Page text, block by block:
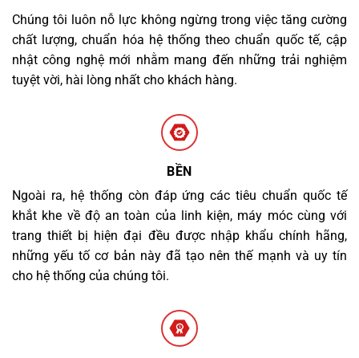
Chúng tôi luôn nỗ lực không ngừng trong việc tăng cường
chất lượng, chuẩn hóa hệ thống theo chuẩn quốc tế, cập
nhật công nghệ mới nhằm mang đến những trải nghiệm
tuyệt vời, hài lòng nhất cho khách hàng.
BỀN
Ngoài ra, hệ thống còn đáp ứng các tiêu chuẩn quốc tế
khắt khe về độ an toàn của linh kiện, máy móc cùng với
trang thiết bị hiện đại đều được nhập khẩu chính hãng,
những yếu tố cơ bản này đã tạo nên thế mạnh và uy tín
cho hệ thống của chúng tôi.